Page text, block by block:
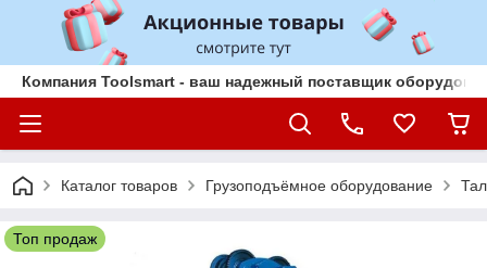
Компания Toolsmart - ваш надежный поставщик
Каталог товаров Грузоподъёмное оборудование
Топ продаж